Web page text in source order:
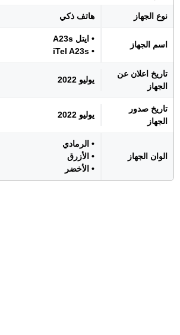
نوع الجهاز هاتف ذكي
اسم الجهاز
• ايتل A23s
• iTel A23s
تاريخ اعلان عن
الجهاز
يوليو 2022
تاريخ صدور
الجهاز
يوليو 2022
الوان الجهاز
• الرمادي
• الأزرق
• الأخضر